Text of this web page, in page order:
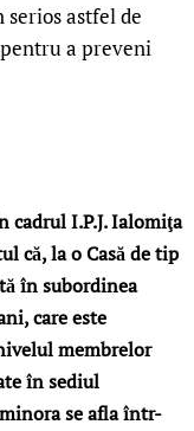
astfel de
a preveni
cadrul I.P.J. Ialomiţa
că, la o Casă de tip
în subordinea
care este
membrelor
în sediul
se afla într-